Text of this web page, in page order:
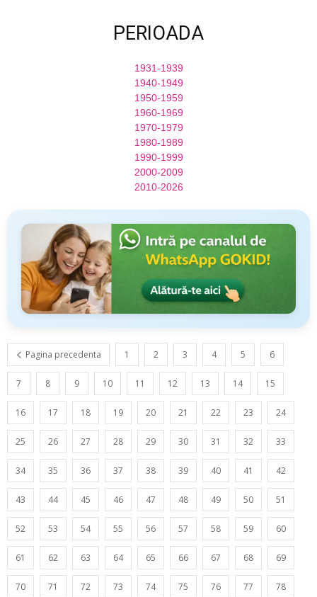
PERIOADA
1931-1939
1940-1949
1950-1959
1960-1969
1970-1979
1980-1989
1990-1999
2000-2009
2010-2026
Pagina precedenta 1 2 3 4 5 6
7 8 9 10 11 12 13 14 15
16 17 18 19 20 21 22 23 24
25 26 27 28 29 30 31 32 33
34 35 36 37 38 39 40 41 42
43 44 45 46 47 48 49 50 51
52 53 54 55 56 57 58 59 60
61 62 63 64 65 66 67 68 69
70 71 72 73 74 75 76 77 78